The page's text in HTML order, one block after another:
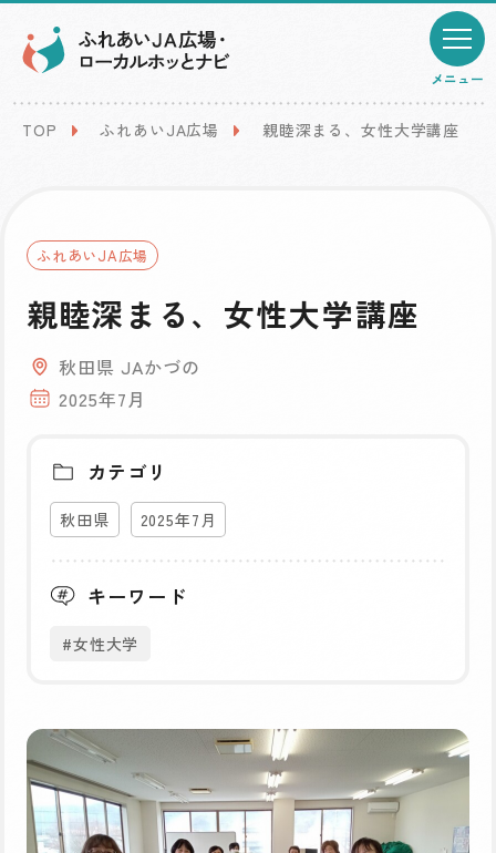
メニュー
TOP ふれあいJA広場 親睦深まる、女性大学講座
ふれあいJA広場
親睦深まる、女性大学講座
秋田県 JAかづの
2025年7月
カテゴリ
秋田県 2025年7月
キーワード
#女性大学